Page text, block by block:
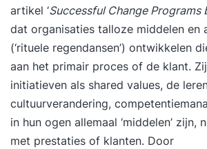
artikel ‘Successful Change Programs
dat organisaties talloze middelen en
(‘rituele regendansen’) ontwikkelen
aan het primair proces of de klant.
initiatieven als shared values, de
cultuurverandering,
in hun ogen allemaal ‘middelen’ zijn,
met prestaties of klanten. Door